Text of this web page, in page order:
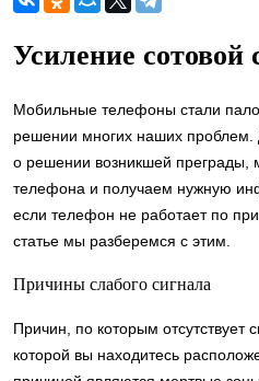
Усиление сотовой
Мобильные телефоны стали
решении многих наших
о решении возникшей
телефона и получаем нужную
если телефон не работает по
статье мы разберемся с этим.
Причины слабого сигнала
Причин, по которым отсутствует
которой вы находитесь